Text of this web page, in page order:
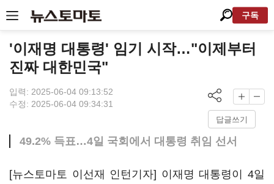
구독
'이재명 대통령' 임기 시작…"이제부터
진짜 대한민국"
입력: 2025-06-04 09:13:52
수정: 2025-06-04 09:34:31
답글쓰기
49.2% 득표…4일 국회에서 대통령 취임 선서
[뉴스토마토 이선재 인턴기자] 이재명 대통령이 4일